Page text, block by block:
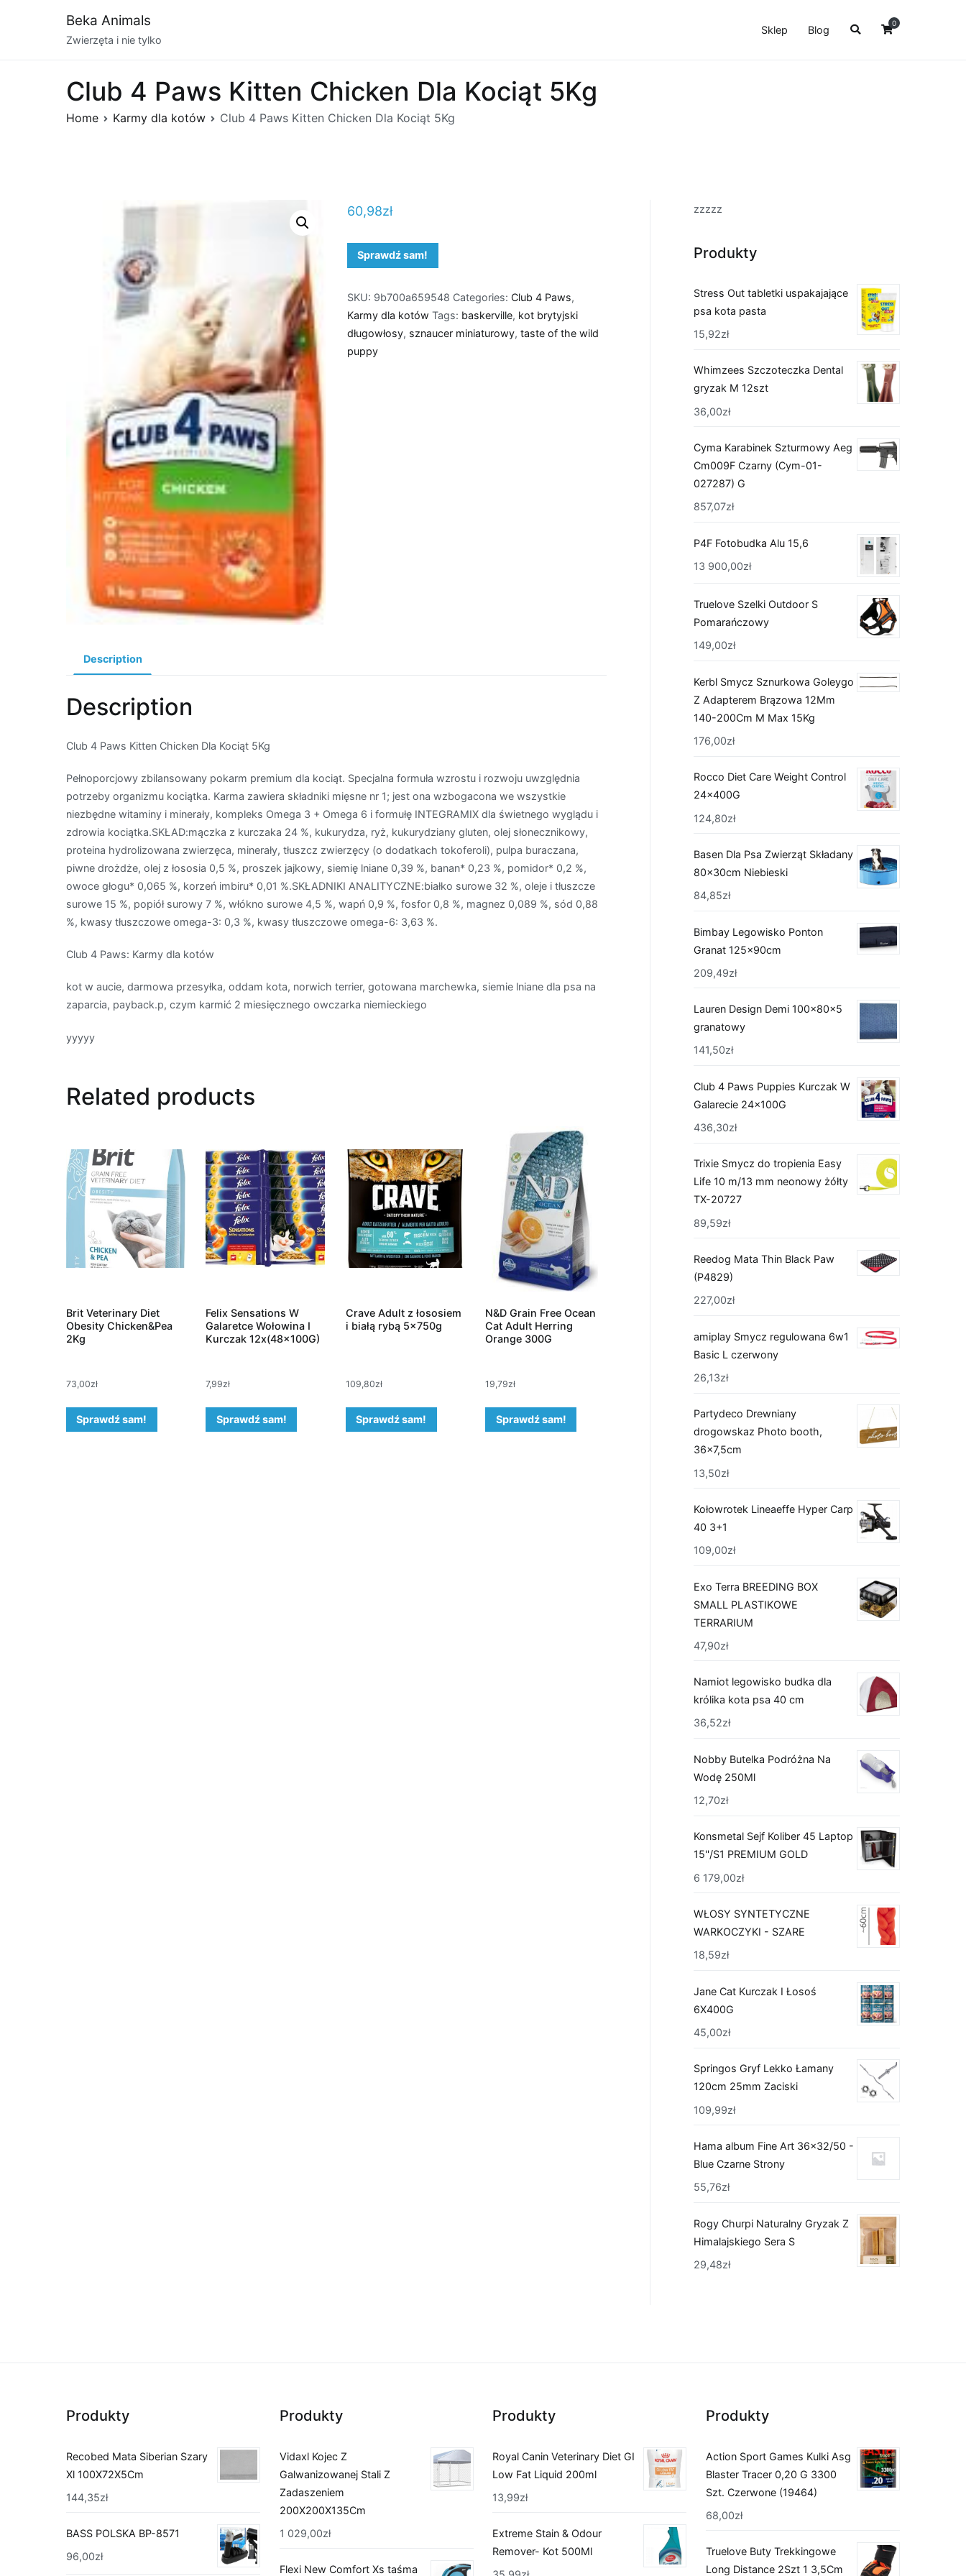
Beka Animals
Zwierzęta i nie tylko
Sklep Blog
0
Club 4 Paws Kitten Chicken Dla Kociąt 5Kg
Home Karmy dla kotów Club 4 Paws Kitten Chicken Dla Kociąt 5Kg
60,98zł
Sprawdź sam!
SKU: 9b700a659548 Categories:Club 4 Paws,
Karmy dla kotów Tags: baskerville, kot brytyjski
długowłosy, sznaucer miniaturowy,taste of the wild
puppy
Description
Description
Club 4 Paws Kitten Chicken Dla Kociąt 5Kg
Pełnoporcjowy zbilansowany pokarm premium dla kociąt. Specjalna formuła wzrostu i rozwoju uwzględnia
potrzeby organizmu kociątka. Karma zawiera składniki mięsne nr 1; jest ona wzbogacona we wszystkie
niezbędne witaminy i minerały, kompleks Omega 3 + Omega 6 i formułę INTEGRAMIX dla świetnego wyglądu i
zdrowia kociątka.SKŁAD:mączka z kurczaka 24 %, kukurydza, ryż, kukurydziany gluten, olej słonecznikowy,
proteina hydrolizowana zwierzęca, minerały, tłuszcz zwierzęcy (o dodatkach tokoferoli), pulpa buraczana,
piwne drożdże, olej z łososia 0,5 %, proszek jajkowy, siemię lniane 0,39 %, banan* 0,23 %, pomidor* 0,2 %,
owoce głogu* 0,065 %, korzeń imbiru* 0,01 %.SKŁADNIKI ANALITYCZNE:białko surowe 32 %, oleje i tłuszcze
surowe 15 %, popiół surowy 7 %, włókno surowe 4,5 %, wapń 0,9 %, fosfor 0,8 %, magnez 0,089 %, sód 0,88
%, kwasy tłuszczowe omega-3: 0,3 %, kwasy tłuszczowe omega-6: 3,63 %.
Club 4 Paws: Karmy dla kotów
kot w aucie, darmowa przesyłka, oddam kota, norwich terrier, gotowana marchewka, siemie lniane dla psa na
zaparcia, payback.p, czym karmić 2 miesięcznego owczarka niemieckiego
yyyyy
Related products
Brit Veterinary Diet
Obesity Chicken&Pea
2Kg
73,00zł
Sprawdź sam!
Felix Sensations W
Galaretce Wołowina I
Kurczak 12x(48x100G)
7,99zł
Sprawdź sam!
Crave Adult z łososiem
i białą rybą 5x750g
109,80zł
Sprawdź sam!
N&D Grain Free Ocean
Cat Adult Herring
Orange 300G
19,79zł
Sprawdź sam!
zzzzz
Produkty
Stress Out tabletki uspakajające
psa kota pasta
15,92zł
Whimzees Szczoteczka Dental
gryzak M 12szt
36,00zł
Cyma Karabinek Szturmowy Aeg
Cm009F Czarny (Cym-01-
027287) G
857,07zł
P4F Fotobudka Alu 15,6
13 900,00zł
Truelove Szelki Outdoor S
Pomarańczowy
149,00zł
Kerbl Smycz Sznurkowa Goleygo
Z Adapterem Brązowa 12Mm
140-200Cm M Max 15Kg
176,00zł
Rocco Diet Care Weight Control
24x400G
124,80zł
Basen Dla Psa Zwierząt Składany
80x30cm Niebieski
84,85zł
Bimbay Legowisko Ponton
Granat 125x90cm
209,49zł
Lauren Design Demi 100x80x5
granatowy
141,50zł
Club 4 Paws Puppies Kurczak W
Galarecie 24x100G
436,30zł
Trixie Smycz do tropienia Easy
Life 10 m/13 mm neonowy żółty
TX-20727
89,59zł
Reedog Mata Thin Black Paw
(P4829)
227,00zł
amiplay Smycz regulowana 6w1
Basic L czerwony
26,13zł
Partydeco Drewniany
drogowskaz Photo booth,
36x7,5cm
13,50zł
Kołowrotek Lineaeffe Hyper Carp
40 3+1
109,00zł
Exo Terra BREEDING BOX
SMALL PLASTIKOWE
TERRARIUM
47,90zł
Namiot legowisko budka dla
królika kota psa 40 cm
36,52zł
Nobby Butelka Podróżna Na
Wodę 250Ml
12,70zł
Konsmetal Sejf Koliber 45 Laptop
15''/S1 PREMIUM GOLD
6 179,00zł
WŁOSY SYNTETYCZNE
WARKOCZYKI - SZARE
18,59zł
Jane Cat Kurczak I Łosoś
6X400G
45,00zł
Springos Gryf Lekko Łamany
120cm 25mm Zaciski
109,99zł
Hama album Fine Art 36x32/50 -
Blue Czarne Strony
55,76zł
Rogy Churpi Naturalny Gryzak Z
Himalajskiego Sera S
29,48zł
Produkty
Recobed Mata Siberian Szary
Xl 100X72X5Cm
144,35zł
BASS POLSKA BP-8571
96,00zł
Produkty
Vidaxl Kojec Z
Galwanizowanej Stali Z
Zadaszeniem
200X200X135Cm
1 029,00zł
Flexi New Comfort Xs taśma
Produkty
Royal Canin Veterinary Diet GI
Low Fat Liquid 200ml
13,99zł
Extreme Stain & Odour
Remover- Kot 500Ml
Produkty
Action Sport Games Kulki Asg
Blaster Tracer 0,20 G 3300
Szt. Czerwone (19464)
68,00zł
Truelove Buty Trekkingowe
Long Distance 2Szt 1 3,5Cm